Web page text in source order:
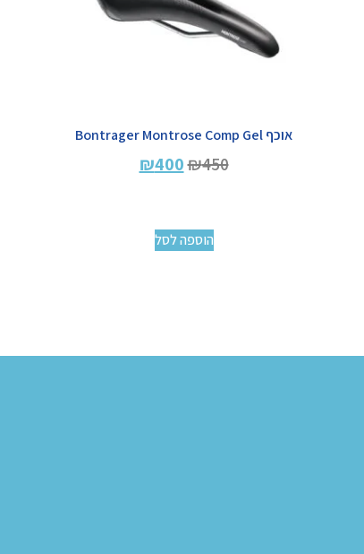
אוכף Bontrager Montrose Comp Gel
₪450
₪400
הוספה לסל